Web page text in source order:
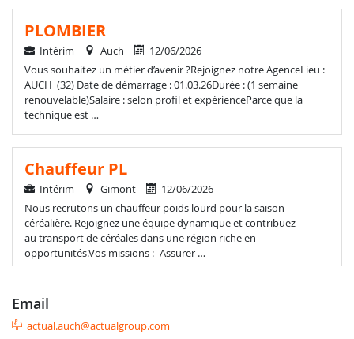
PLOMBIER
Intérim Auch
12/06/2026
Vous souhaitez un métier d’avenir ?Rejoignez notre AgenceLieu :
AUCH (32) Date de démarrage : 01.03.26Durée : (1 semaine
renouvelable)Salaire : selon profil et expérienceParce que la
technique est …
Chauffeur PL
Intérim Gimont
12/06/2026
Nous recrutons un chauffeur poids lourd pour la saison
céréalière. Rejoignez une équipe dynamique et contribuez
au transport de céréales dans une région riche en
opportunités.Vos missions :- Assurer …
Conducteur de bus
Intérim Auch
12/06/2026
email
actual.auch@actualgroup.com